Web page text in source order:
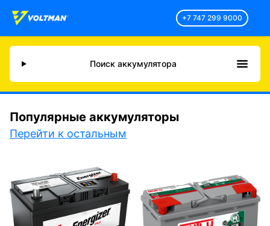
+7 747 299 9000
Поиск аккумулятора
Популярные аккумуляторы
Перейти к остальным